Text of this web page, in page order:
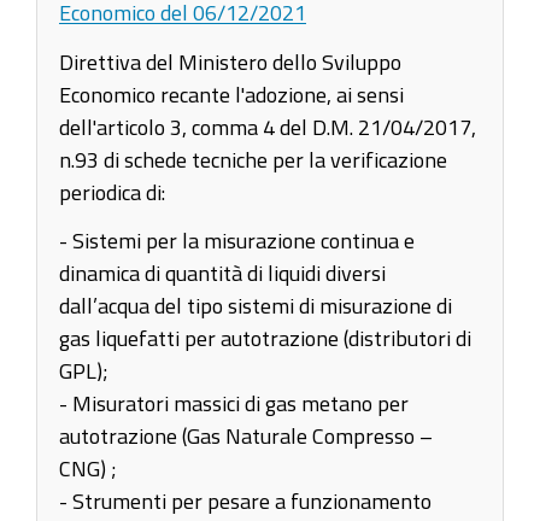
Economico del 06/12/2021
Direttiva del Ministero dello Sviluppo
Economico recante l'adozione, ai sensi
dell'articolo 3, comma 4 del D.M. 21/04/2017,
n.93 di schede tecniche per la verificazione
periodica di:
- Sistemi per la misurazione continua e
dinamica di quantità di liquidi diversi
dall’acqua del tipo sistemi di misurazione di
gas liquefatti per autotrazione (distributori di
GPL);
- Misuratori massici di gas metano per
autotrazione (Gas Naturale Compresso –
CNG) ;
- Strumenti per pesare a funzionamento